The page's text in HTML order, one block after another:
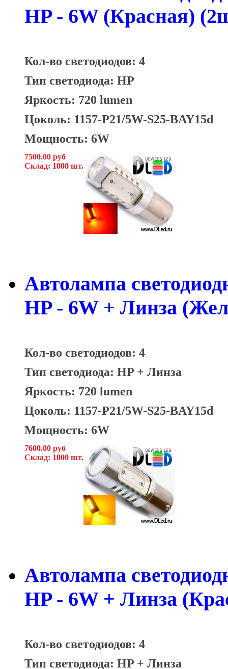
HP - 6W (Красная)
Кол-во светодиодов: 4
Тип светодиода: HP
Яркость: 720 lumen
Цоколь: 1157-P21/5W-S25-BAY15d
Мощность: 6W
7500.00 руб
Склад: 1000 шт.
Автолампа
HP - 6W + Линза
Кол-во светодиодов: 4
Тип светодиода: HP + Линза
Яркость: 720 lumen
Цоколь: 1157-P21/5W-S25-BAY15d
Мощность: 6W
7600.00 руб
Склад: 1000 шт.
Автолампа
HP - 6W + Линза
Кол-во светодиодов: 4
Тип светодиода: HP + Линза